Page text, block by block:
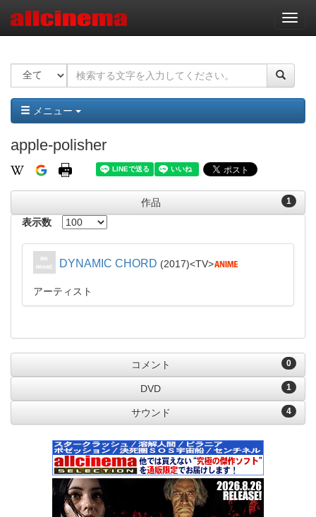
ナ
ビ
ー
ョ
ン
メニュー
apple-polisher
1
作品
表示数
DYNAMIC CHORD 2017 TV
アーティスト
0
コメント
1
DVD
4
サウンド